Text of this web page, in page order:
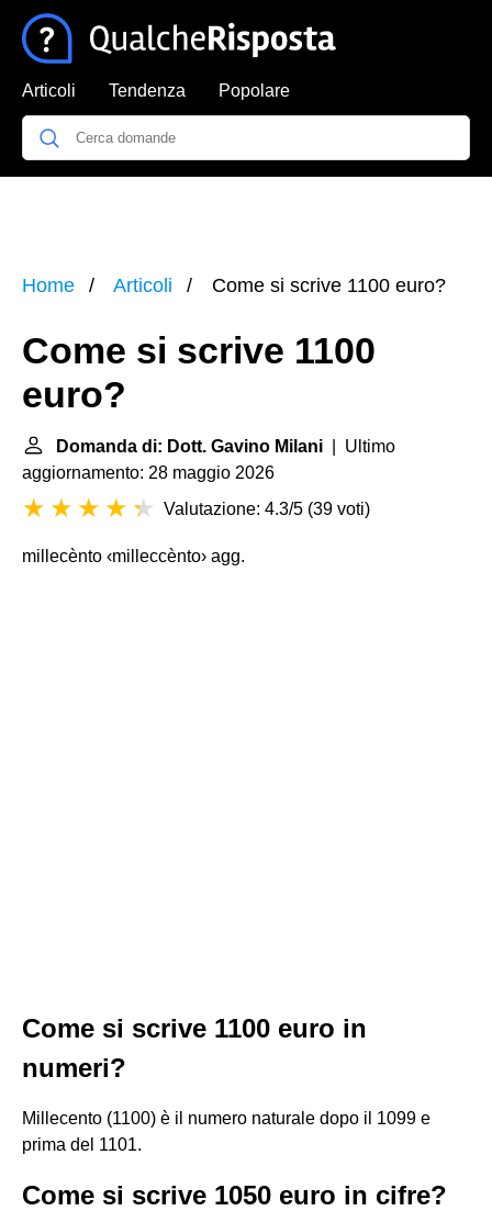
Articoli Tendenza Popolare
Home Articoli Come si scrive 1100 euro?
Come si scrive 1100
euro?
Domanda di: Dott. Gavino Milani | Ultimo
aggiornamento: 28 maggio 2026
Valutazione: 4.3/5 (39 voti)
millecènto ‹milleccènto› agg.
Come si scrive 1100 euro in
numeri?
Millecento (1100) è il numero naturale dopo il 1099 e
prima del 1101.
Come si scrive 1050 euro in cifre?